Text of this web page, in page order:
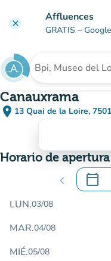
clear Affluences
GRATIS –
Buscar un
Canauxrama
place 13 Quai de la Loire,(abrir
Horario de apertura
chevron_left calendar_today
.
LUN.03/08
MAR.04/08
MIÉ.05/08